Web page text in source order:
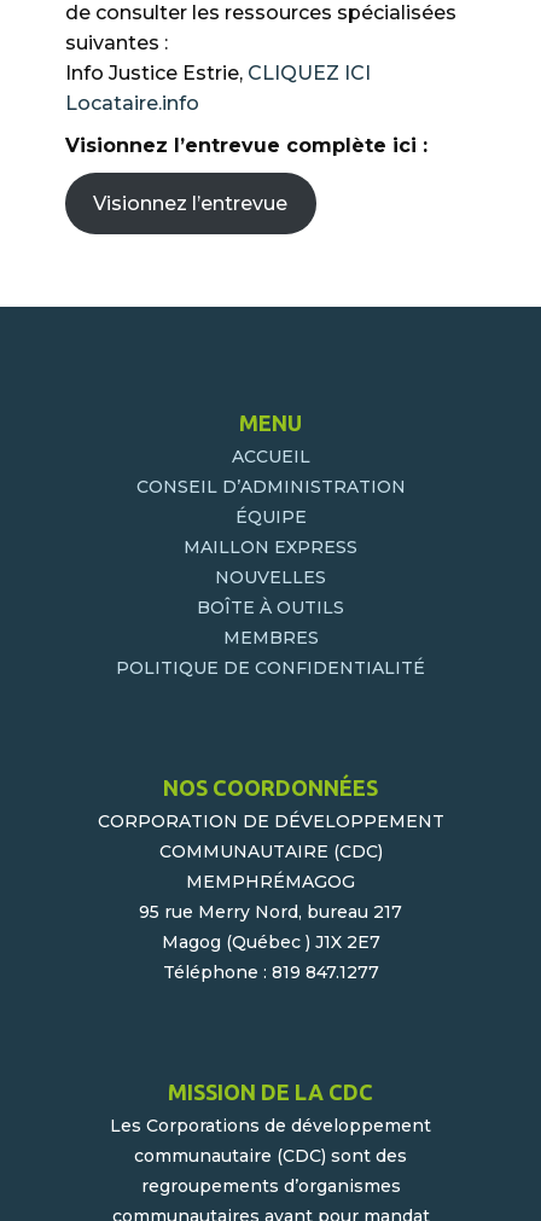
de consulter les ressources spécialisées
suivantes :
Info Justice Estrie, CLIQUEZ ICI
Locataire.info
Visionnez l’entrevue complète ici :
Visionnez l’entrevue
MENU
ACCUEIL
CONSEIL D’ADMINISTRATION
ÉQUIPE
MAILLON EXPRESS
NOUVELLES
BOÎTE À OUTILS
MEMBRES
POLITIQUE DE CONFIDENTIALITÉ
NOS COORDONNÉES
CORPORATION DE DÉVELOPPEMENT
COMMUNAUTAIRE (CDC)
MEMPHRÉMAGOG
95 rue Merry Nord, bureau 217
Magog (Québec ) J1X 2E7
Téléphone : 819 847.1277
MISSION DE LA CDC
Les Corporations de développement
communautaire (CDC) sont des
regroupements d’organismes
communautaires ayant pour mandat